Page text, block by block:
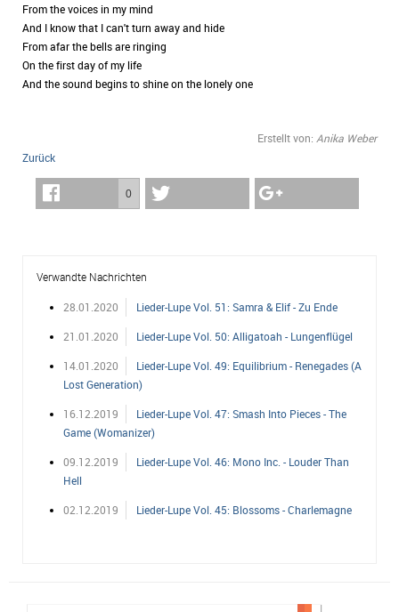
From the voices in my mind
And I know that I can't turn away and hide
From afar the bells are ringing
On the first day of my life
And the sound begins to shine on the lonely one
Erstellt von: Anika Weber
Zurück
0
Verwandte Nachrichten
28.01.2020 Lieder-Lupe Vol. 51: Samra & Elif - Zu Ende
21.01.2020 Lieder-Lupe Vol. 50: Alligatoah - Lungenflügel
14.01.2020
Lieder-Lupe Vol. 49: Equilibrium - Renegades (A
Lost Generation)
16.12.2019
Lieder-Lupe Vol. 47: Smash Into Pieces - The
Game (Womanizer)
09.12.2019
Lieder-Lupe Vol. 46: Mono Inc. - Louder Than
Hell
02.12.2019 Lieder-Lupe Vol. 45: Blossoms - Charlemagne